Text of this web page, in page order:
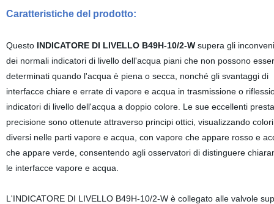
Caratteristiche del prodotto:
QuestoINDICATORE DI LIVELLO B49H-10/2-Wsupera gli
dei normali indicatori di livello dell'acqua piani che non possono
determinati quando l'acqua è piena o secca, nonché gli svantaggi di
interfacce chiare e errate di vapore e acqua in trasmissione o
indicatori di livello dell'acqua a doppio colore. Le sue eccellenti
precisione sono ottenute attraverso principi ottici, visualizzando colori
diversi nelle parti vapore e acqua, con vapore che appare rosso e
che appare verde, consentendo agli osservatori di distinguere
le interfacce vapore e acqua.
L'INDICATORE DI LIVELLO B49H-10/2-W è collegato alle valvole